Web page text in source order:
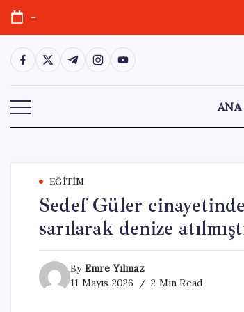
Skip
content
-
https://www.facebook.com/
https://twitter.com/
https://t.me/
https://www.instagram.com/
https://youtube.com/
ANA
EĞITIM
Sedef Güler
sarılarak denize
By Emre Yılmaz
11 Mayıs 2026
2 Min Read